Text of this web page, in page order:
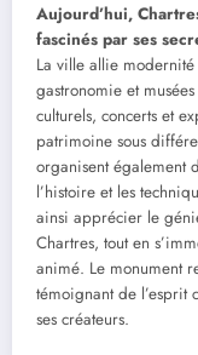
Aujourd’hui,
fascinés par ses
La ville allie
gastronomie et
culturels, concerts et
patrimoine sous
organisent également
l’histoire et les
ainsi apprécier le
Chartres, tout en
animé. Le monument
témoignant de l’esprit
ses créateurs.